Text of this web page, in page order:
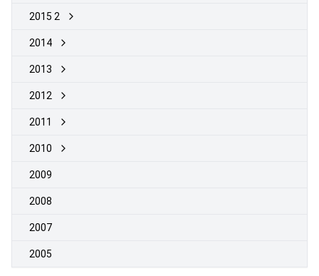
2015 2
2014
2013
2012
2011
2010
2009
2008
2007
2005